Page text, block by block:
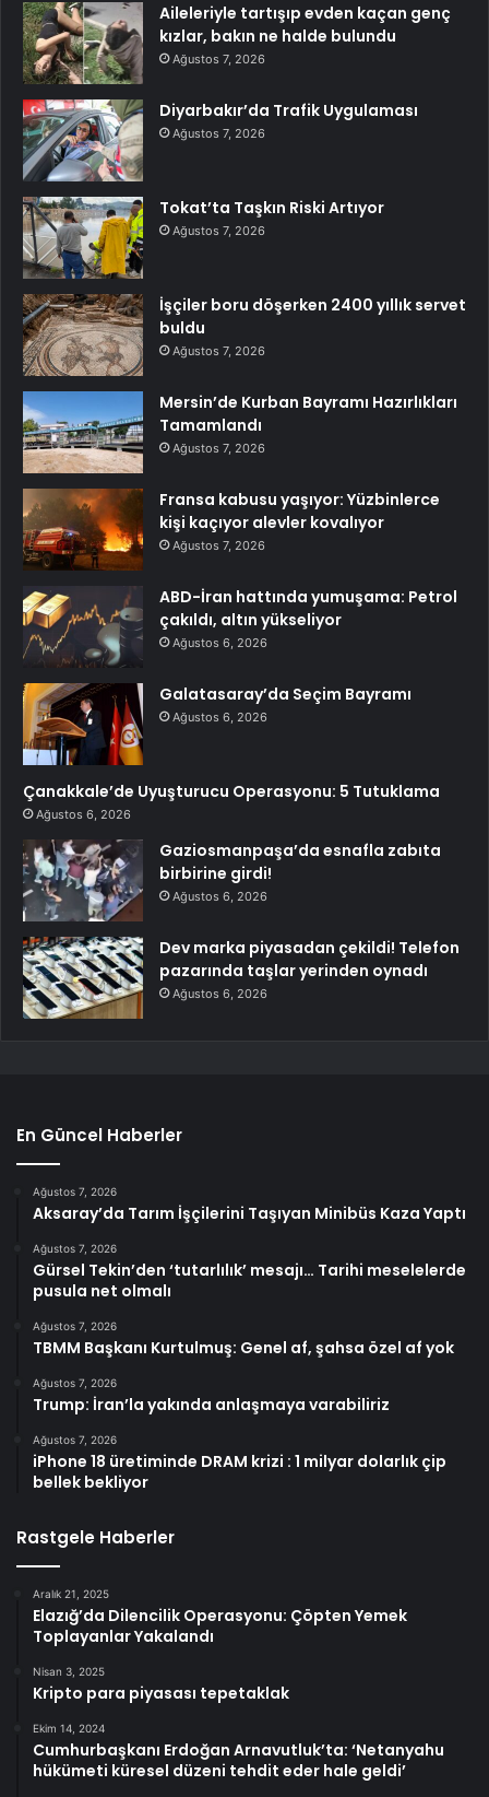
Aileleriyle tartışıp evden kaçan genç
kızlar, bakın ne halde bulundu
Ağustos 7, 2026
Diyarbakır’da Trafik Uygulaması
Ağustos 7, 2026
Tokat’ta Taşkın Riski Artıyor
Ağustos 7, 2026
İşçiler boru döşerken 2400 yıllık servet
buldu
Ağustos 7, 2026
Mersin’de Kurban Bayramı Hazırlıkları
Tamamlandı
Ağustos 7, 2026
Fransa kabusu yaşıyor: Yüzbinlerce
kişi kaçıyor alevler kovalıyor
Ağustos 7, 2026
ABD-İran hattında yumuşama: Petrol
çakıldı, altın yükseliyor
Ağustos 6, 2026
Galatasaray’da Seçim Bayramı
Ağustos 6, 2026
Çanakkale’de Uyuşturucu Operasyonu: 5 Tutuklama
Ağustos 6, 2026
Gaziosmanpaşa’da esnafla zabıta
birbirine girdi!
Ağustos 6, 2026
Dev marka piyasadan çekildi! Telefon
pazarında taşlar yerinden oynadı
Ağustos 6, 2026
En Güncel Haberler
Ağustos 7, 2026
Aksaray’da Tarım İşçilerini Taşıyan Minibüs Kaza Yaptı
Ağustos 7, 2026
Gürsel Tekin’den ‘tutarlılık’ mesajı… Tarihi meselelerde
pusula net olmalı
Ağustos 7, 2026
TBMM Başkanı Kurtulmuş: Genel af, şahsa özel af yok
Ağustos 7, 2026
Trump: İran’la yakında anlaşmaya varabiliriz
Ağustos 7, 2026
iPhone 18 üretiminde DRAM krizi : 1 milyar dolarlık çip
bellek bekliyor
Rastgele Haberler
Aralık 21, 2025
Elazığ’da Dilencilik Operasyonu: Çöpten Yemek
Toplayanlar Yakalandı
Nisan 3, 2025
Kripto para piyasası tepetaklak
Ekim 14, 2024
Cumhurbaşkanı Erdoğan Arnavutluk’ta: ‘Netanyahu
hükümeti küresel düzeni tehdit eder hale geldi’